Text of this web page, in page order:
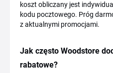
koszt obliczany jest
kodu pocztowego. Próg
z aktualnymi promocjami.
Jak często Woodstore
rabatowe?